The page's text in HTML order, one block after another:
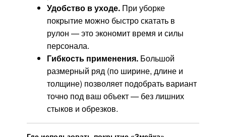
Удобство в уходе. При уборке
покрытие можно быстро скатать в
рулон — это экономит время и силы
персонала.
Гибкость применения. Большой
размерный ряд (по ширине, длине и
толщине) позволяет подобрать вариант
точно под ваш объект — без лишних
стыков и обрезков.